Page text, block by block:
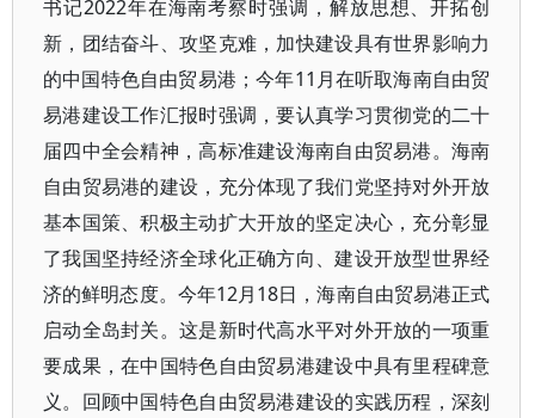
书记2022年在海南考察时强调，解放思想、开拓创
新，团结奋斗、攻坚克难，加快建设具有世界影响力
的中国特色自由贸易港；今年11月在听取海南自由贸
易港建设工作汇报时强调，要认真学习贯彻党的二十
届四中全会精神，高标准建设海南自由贸易港。海南
自由贸易港的建设，充分体现了我们党坚持对外开放
基本国策、积极主动扩大开放的坚定决心，充分彰显
了我国坚持经济全球化正确方向、建设开放型世界经
济的鲜明态度。今年12月18日，海南自由贸易港正式
启动全岛封关。这是新时代高水平对外开放的一项重
要成果，在中国特色自由贸易港建设中具有里程碑意
义。回顾中国特色自由贸易港建设的实践历程，深刻